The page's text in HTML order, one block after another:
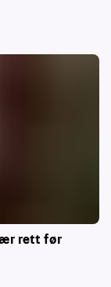
rett før